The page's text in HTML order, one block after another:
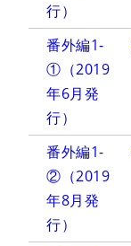
行）
番外編1-
①（2019
年6月発
行）
番外編1-
②（2019
年8月発
行）